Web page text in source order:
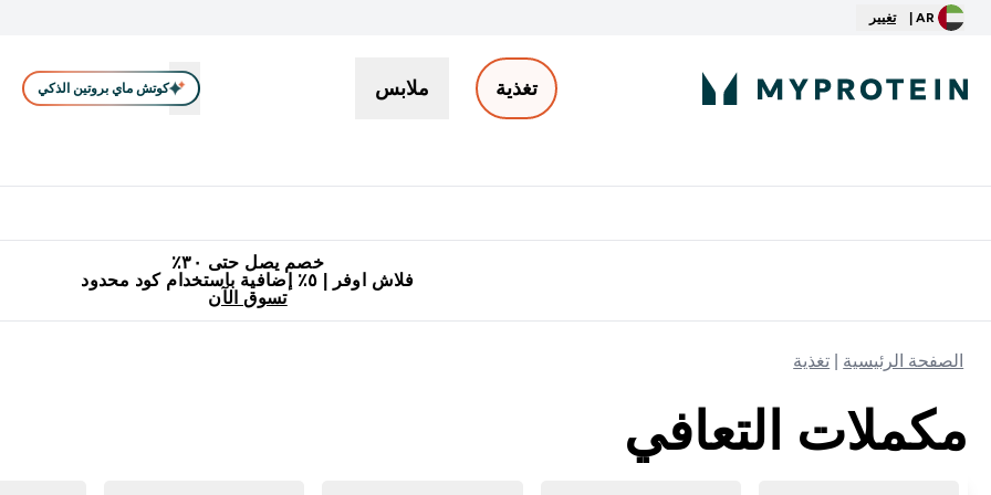
AR | تغيير
تغذية ملابس كوتش ماي بروتين الذكي
خصم يصل حتى ٣٠٪
فلاش اوفر | ٥٪ إضافية باستخدام كود محدود
تسوق الآن
الصفحة الرئيسية تغذية
مكملات التعافي